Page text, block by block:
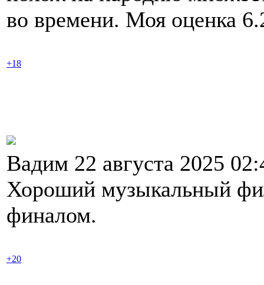
во времени. Моя оценка
+18
Вадим 22 августа 2025
Хороший музыкальный
финалом.
+20